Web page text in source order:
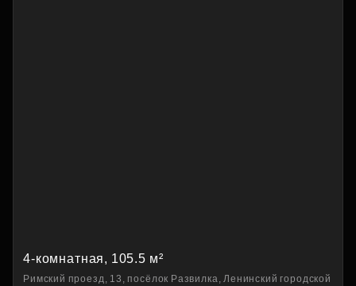
4-комнатная, 105.5 м²
Римский проезд, 13, посёлок Развилка, Ленинский городской